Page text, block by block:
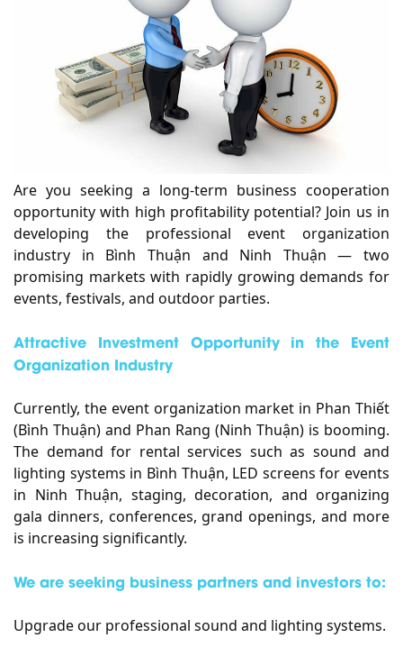
Are you seeking a long-term business cooperation
opportunity with high profitability potential? Join us in
developing the professional event organization
industry in Bình Thuận and Ninh Thuận — two
promising markets with rapidly growing demands for
events, festivals, and outdoor parties.
Attractive Investment Opportunity in the Event
Organization Industry
Currently, the event organization market in Phan Thiết
(Bình Thuận) and Phan Rang (Ninh Thuận) is booming.
The demand for rental services such as sound and
lighting systems in Bình Thuận, LED screens for events
in Ninh Thuận, staging, decoration, and organizing
gala dinners, conferences, grand openings, and more
is increasing significantly.
We are seeking business partners and investors to:
Upgrade our professional sound and lighting systems.